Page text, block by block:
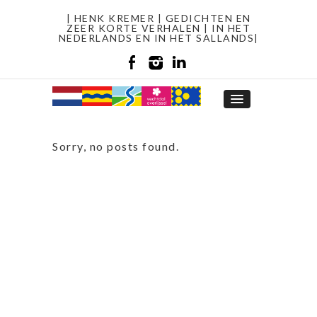
| HENK KREMER | GEDICHTEN EN
ZEER KORTE VERHALEN | IN HET
NEDERLANDS EN IN HET SALLANDS|
Sorry, no posts found.